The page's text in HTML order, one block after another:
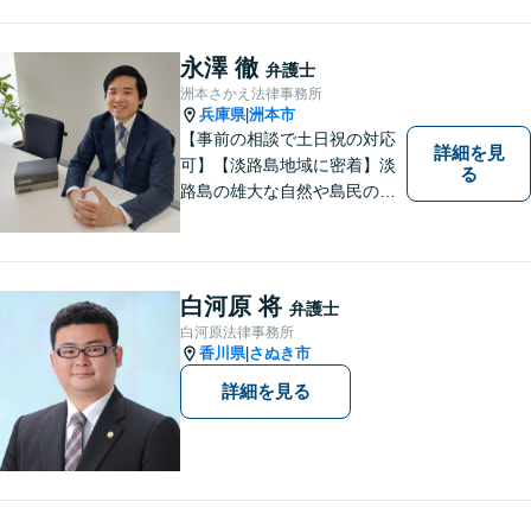
とりに合ったサポートを心が
けています。【夜間・休日相
談可能】【オンライン出張相
談可】
永澤 徹 弁護士
洲本さかえ法律事務所
兵庫県|洲本市
【事前の相談で土日祝の対応
可】【淡路島地域に密着】淡
路島の雄大な自然や島民の
力で励んでおります。事前の
ご相談で土日祝・時間外対応
が可能です。
詳細を見
る
白河原 将 弁護士
白河原法律事務所
香川県| さぬき市
詳細を見る